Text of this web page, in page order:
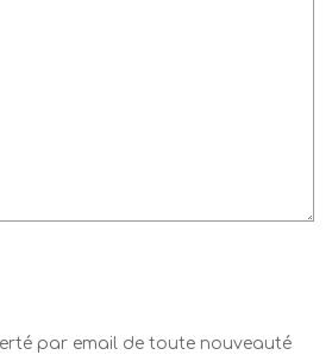
par email de toute nouveauté